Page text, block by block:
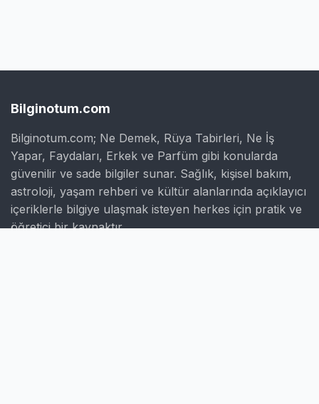
Bilginotum.com
Bilginotum.com; Ne Demek, Rüya Tabirleri, Ne İş
Yapar, Faydaları, Erkek ve Parfüm gibi konularda
güvenilir ve sade bilgiler sunar. Sağlık, kişisel bakım,
astroloji, yaşam rehberi ve kültür alanlarında açıklayıcı
içeriklerle bilgiye ulaşmak isteyen herkes için pratik ve
öğretici bir kaynaktır.